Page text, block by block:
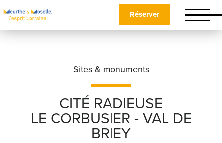
Réserver
Sites & monuments
CITÉ RADIEUSE
LE CORBUSIER - VAL DE
BRIEY
Nom